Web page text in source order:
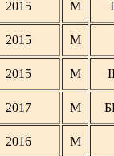
2015 М I
2015 М
2015 М
2017 М
2016 М